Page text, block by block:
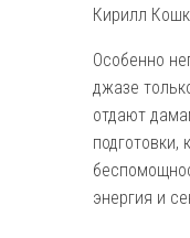
Кирилл
Особенно
джазе
отдают
энергия и